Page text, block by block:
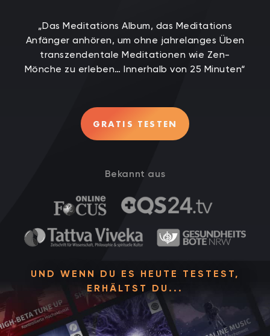
„Das Meditations Album, das Meditations
Anfänger anhören, um ohne jahrelanges Üben
transzendentale Meditationen wie Zen-
Mönche zu erleben… Innerhalb von 25 Minuten“
GRATIS TESTEN
Bekannt aus
UND WENN DU ES HEUTE TESTEST,
ERHÄLTST DU...